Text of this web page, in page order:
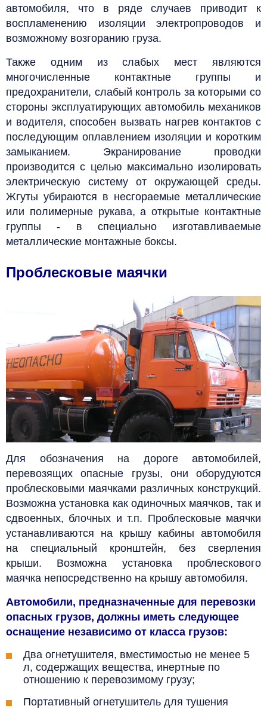
автомобиля, что в ряде случаев приводит к
воспламенению изоляции электропроводов и
возможному возгоранию груза.
Также одним из слабых мест являются
многочисленные контактные группы и
предохранители, слабый контроль за которыми со
стороны эксплуатирующих автомобиль механиков
и водителя, способен вызвать нагрев контактов с
последующим оплавлением изоляции и коротким
замыканием. Экранирование проводки
производится с целью максимально изолировать
электрическую систему от окружающей среды.
Жгуты убираются в несгораемые металлические
или полимерные рукава, а открытые контактные
группы - в специально изготавливаемые
металлические монтажные боксы.
Проблесковые маячки
Для обозначения на дороге автомобилей,
перевозящих опасные грузы, они оборудуются
проблесковыми маячками различных конструкций.
Возможна установка как одиночных маячков, так и
сдвоенных, блочных и т.п. Проблесковые маячки
устанавливаются на крышу кабины автомобиля
на специальный кронштейн, без сверления
крыши. Возможна установка проблескового
маячка непосредственно на крышу автомобиля.
Автомобили, предназначенные для перевозки
опасных грузов, должны иметь следующее
оснащение независимо от класса грузов:
Два огнетушителя, вместимостью не менее 5
л, содержащих вещества, инертные по
отношению к перевозимому грузу;
Портативный огнетушитель для тушения